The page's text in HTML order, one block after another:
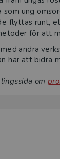
som ung
flyttas runt,
för att
andra
har att bidra
om